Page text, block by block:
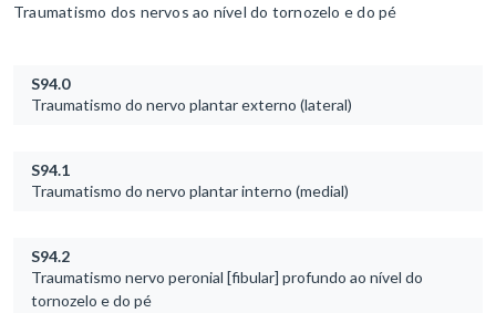
Traumatismo dos nervos ao nível do tornozelo e do pé
S94.0
Traumatismo do nervo plantar externo (lateral)
S94.1
Traumatismo do nervo plantar interno (medial)
S94.2
Traumatismo nervo peronial [fibular] profundo ao nível do
tornozelo e do pé